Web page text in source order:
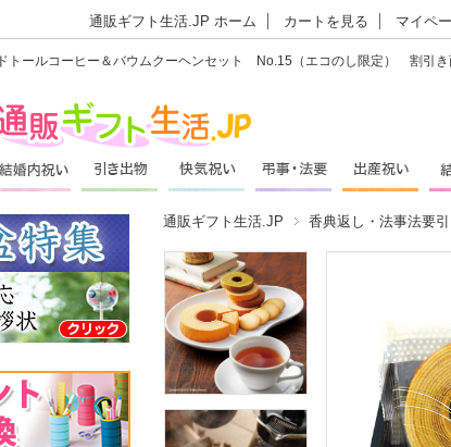
通販ギフト生活.JP ホーム カートを見る マイペ
ールコーヒー＆バウムクーヘンセット No.15（エコのし限定） 割引き
通販ギフト生活.JP 香典返し・法事法要